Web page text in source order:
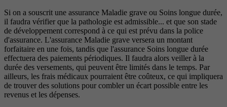
Si on a souscrit une assurance Maladie grave ou Soins longue durée,
il faudra vérifier que la pathologie est admissible... et que son stade
de développement correspond à ce qui est prévu dans la police
d'assurance. L'assurance Maladie grave versera un montant
forfaitaire en une fois, tandis que l'assurance Soins longue durée
effectuera des paiements périodiques. Il faudra alors veiller à la
durée des versements, qui peuvent être limités dans le temps. Par
ailleurs, les frais médicaux pourraient être coûteux, ce qui impliquera
de trouver des solutions pour combler un écart possible entre les
revenus et les dépenses.